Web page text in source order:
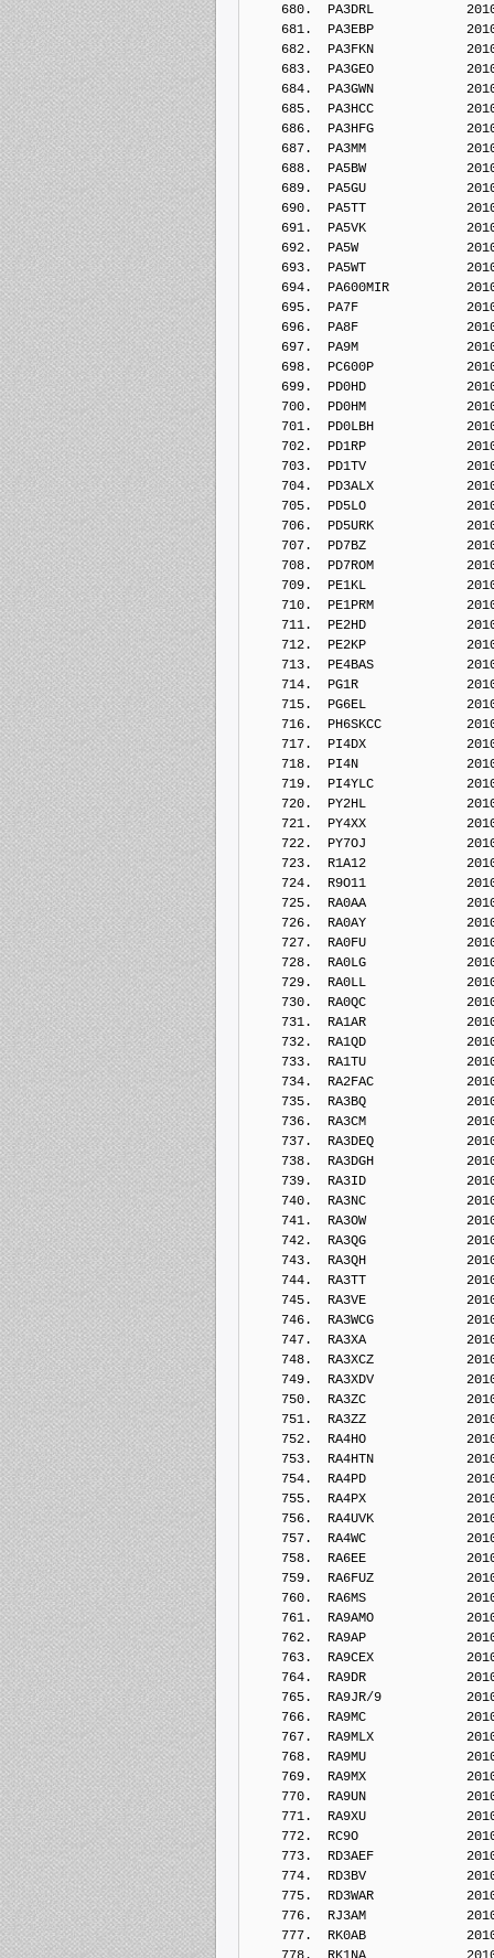
680.  PA3DRL
681.  PA3EBP
682.  PA3FKN
683.  PA3GEO
684.  PA3GWN
685.  PA3HCC
686.  PA3HFG
687.  PA3MM
688.  PA5BW
689.  PA5GU
690.  PA5TT
691.  PA5VK
692.  PA5W
693.  PA5WT
694.  PA600MIR
695.  PA7F
696.  PA8F
697.  PA9M
698.  PC600P
699.  PD0HD
700.  PD0HM
701.  PD0LBH
702.  PD1RP
703.  PD1TV
704.  PD3ALX
705.  PD5LO
706.  PD5URK
707.  PD7BZ
708.  PD7ROM
709.  PE1KL
710.  PE1PRM
711.  PE2HD
712.  PE2KP
713.  PE4BAS
714.  PG1R
715.  PG6EL
716.  PH6SKCC
717.  PI4DX
718.  PI4N
719.  PI4YLC
720.  PY2HL
721.  PY4XX
722.  PY7OJ
723.  R1A12
724.  R9O11
725.  RA0AA
726.  RA0AY
727.  RA0FU
728.  RA0LG
729.  RA0LL
730.  RA0QC
731.  RA1AR
732.  RA1QD
733.  RA1TU
734.  RA2FAC
735.  RA3BQ
736.  RA3CM
737.  RA3DEQ
738.  RA3DGH
739.  RA3ID
740.  RA3NC
741.  RA3OW
742.  RA3QG
743.  RA3QH
744.  RA3TT
745.  RA3VE
746.  RA3WCG
747.  RA3XA
748.  RA3XCZ
749.  RA3XDV
750.  RA3ZC
751.  RA3ZZ
752.  RA4HO
753.  RA4HTN
754.  RA4PD
755.  RA4PX
756.  RA4UVK
757.  RA4WC
758.  RA6EE
759.  RA6FUZ
760.  RA6MS
761.  RA9AMO
762.  RA9AP
763.  RA9CEX
764.  RA9DR
765.  RA9JR/9
766.  RA9MC
767.  RA9MLX
768.  RA9MU
769.  RA9MX
770.  RA9UN
771.  RA9XU
772.  RC9O
773.  RD3AEF
774.  RD3BV
775.  RD3WAR
776.  RJ3AM
777.  RK0AB